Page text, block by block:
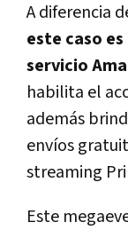
A diferencia
este caso
servicio
habilita el
además
envíos
streaming
Este